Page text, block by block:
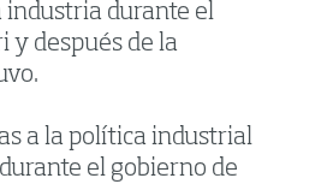
industria durante el
y después de la
a la política industrial
el gobierno de